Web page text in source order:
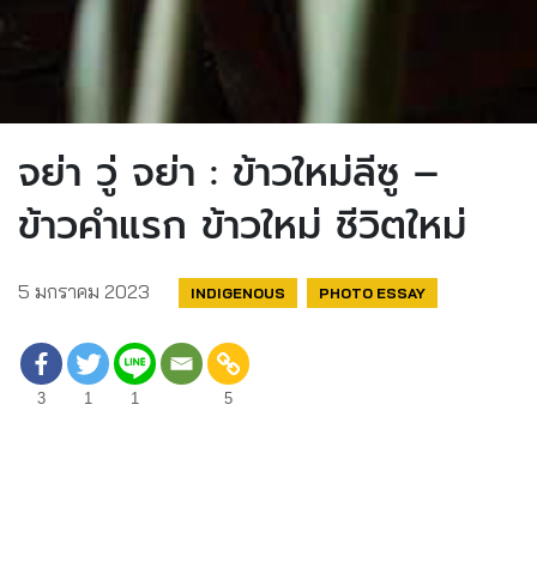
จย่า วู่ จย่า : ข้าวใหม่ลีซู –
ข้าวคำแรก ข้าวใหม่ ชีวิตใหม่
5 มกราคม 2023 INDIGENOUS PHOTO ESSAY
3 1 1 5